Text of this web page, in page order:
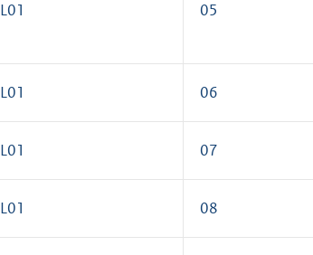
L01 05
L01 06
L01 07
L01 08